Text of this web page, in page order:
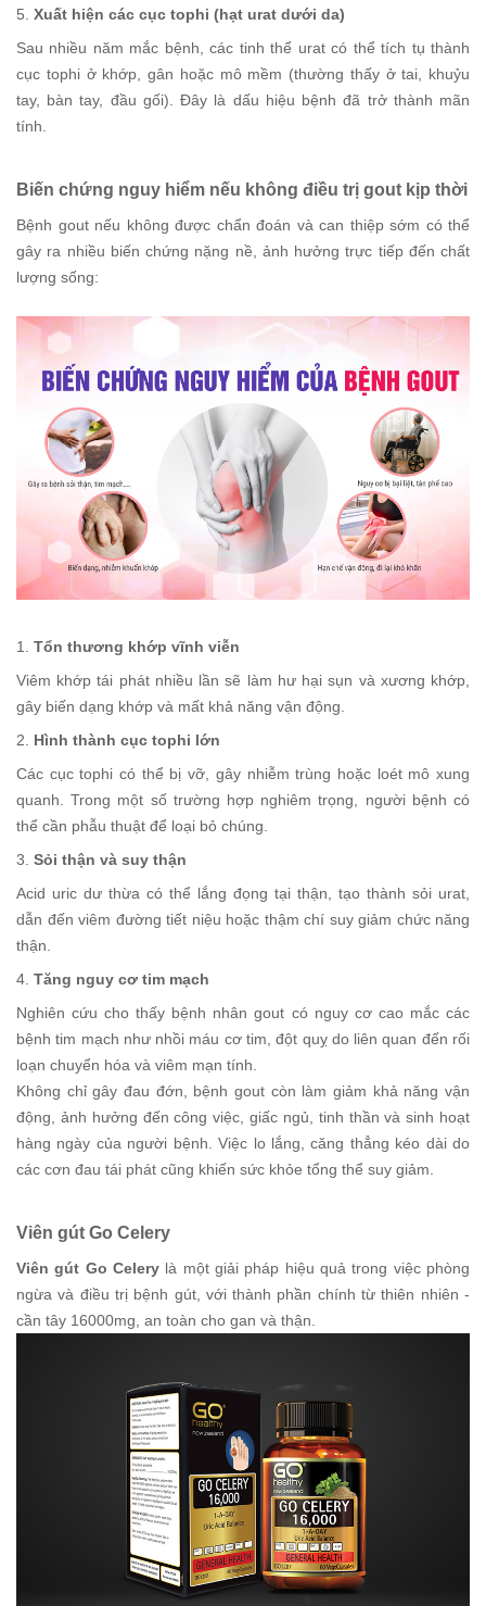
5. Xuất hiện các cục tophi (hạt urat dưới da)
Sau nhiều năm mắc bệnh, các tinh thể urat có thể tích tụ thành
cục tophi ở khớp, gân hoặc mô mềm (thường thấy ở tai, khuỷu
tay, bàn tay, đầu gối). Đây là dấu hiệu bệnh đã trở thành mãn
tính.
Biến chứng nguy hiểm nếu không điều trị gout kịp thời
Bệnh gout nếu không được chẩn đoán và can thiệp sớm có thể
gây ra nhiều biến chứng nặng nề, ảnh hưởng trực tiếp đến chất
lượng sống:
1. Tổn thương khớp vĩnh viễn
Viêm khớp tái phát nhiều lần sẽ làm hư hại sụn và xương khớp,
gây biến dạng khớp và mất khả năng vận động.
2. Hình thành cục tophi lớn
Các cục tophi có thể bị vỡ, gây nhiễm trùng hoặc loét mô xung
quanh. Trong một số trường hợp nghiêm trọng, người bệnh có
thể cần phẫu thuật để loại bỏ chúng.
3. Sỏi thận và suy thận
Acid uric dư thừa có thể lắng đọng tại thận, tạo thành sỏi urat,
dẫn đến viêm đường tiết niệu hoặc thậm chí suy giảm chức năng
thận.
4. Tăng nguy cơ tim mạch
Nghiên cứu cho thấy bệnh nhân gout có nguy cơ cao mắc các
bệnh tim mạch như nhồi máu cơ tim, đột quỵ do liên quan đến rối
loạn chuyển hóa và viêm mạn tính.
Không chỉ gây đau đớn, bệnh gout còn làm giảm khả năng vận
động, ảnh hưởng đến công việc, giấc ngủ, tinh thần và sinh hoạt
hàng ngày của người bệnh. Việc lo lắng, căng thẳng kéo dài do
các cơn đau tái phát cũng khiến sức khỏe tổng thể suy giảm.
Viên gút Go Celery
Viên gút Go Celery là một giải pháp hiệu quả trong việc phòng
ngừa và điều trị bệnh gút, với thành phần chính từ thiên nhiên -
cần tây 16000mg, an toàn cho gan và thận.